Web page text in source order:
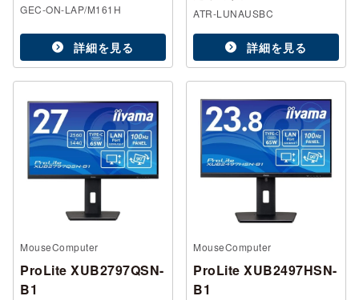
GEC-ON-LAP/M161H
詳細を見る
ATR-LUNAUSBC
詳細を見る
MouseComputer
ProLite XUB2797QSN-
B1
MouseComputer
ProLite XUB2497HSN-
B1